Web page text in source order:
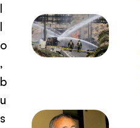
l
l
o
,
b
u
s